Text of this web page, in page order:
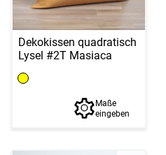
Dekokissen quadratisch
Lysel #2T Masiaca
Maße
eingeben